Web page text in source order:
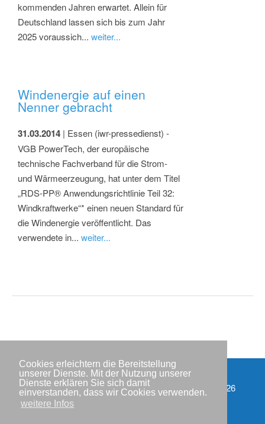
Cookies erleichtern die Bereitstellung
unserer Dienste. Mit der Nutzung unserer
Dienste erklären Sie sich damit
einverstanden, dass wir Cookies verwenden.
weitere Infos
kommenden Jahren erwartet. Allein für
Deutschland lassen sich bis zum Jahr
2025 voraussich... weiter...
Windenergie auf einen
Nenner gebracht
31.03.2014 | Essen (iwr-pressedienst) -
VGB PowerTech, der europäische
technische Fachverband für die Strom-
und Wärmeerzeugung, hat unter dem Titel
„RDS-PP® Anwendungsrichtlinie Teil 32:
Windkraftwerke“* einen neuen Standard für
die Windenergie veröffentlicht. Das
verwendete in... weiter...
Partner
Impressum
Copyright © IWR 2026